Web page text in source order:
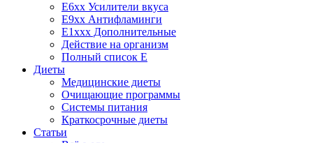
E6xx Усилители вкуса
E9xx Антифламинги
E1xxx Дополнительные
Действие на организм
Полный список E
Диеты
Медицинские диеты
Очищающие программы
Системы питания
Краткосрочные диеты
Статьи